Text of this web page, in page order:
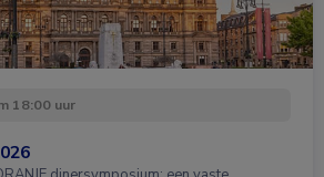
18:00 uur